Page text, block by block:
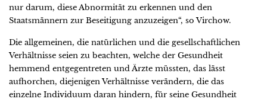
nur darum, diese Abnormität zu erkennen und den
Staatsmännern zur Beseitigung anzuzeigen“, so Virchow.
Die allgemeinen, die natürlichen und die gesellschaftlichen
Verhältnisse seien zu beachten, welche der Gesundheit
hemmend entgegentreten und Ärzte müssten, das lässt
aufhorchen, diejenigen Verhältnisse verändern, die das
einzelne Individuum daran hindern, für seine Gesundheit